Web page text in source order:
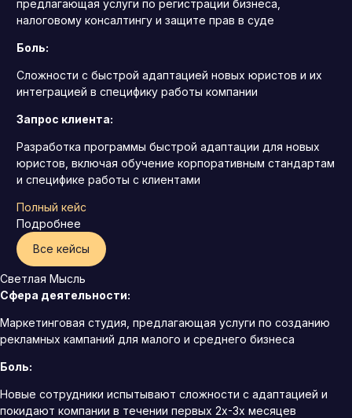
предлагающая услуги по регистрации бизнеса,
налоговому консалтингу и защите прав в суде
Боль:
Сложности с быстрой адаптацией новых юристов и их
интеграцией в специфику работы компании
Запрос клиента:
Разработка программы быстрой адаптации для новых
юристов, включая обучение корпоративным стандартам
и специфике работы с клиентами
Полный кейс
Подробнее
Все кейсы
Светлая Мысль
Сфера деятельности:
Маркетинговая студия, предлагающая услуги по созданию
рекламных кампаний для малого и среднего бизнеса
Боль:
Новые сотрудники испытывают сложности с адаптацией и
покидают компании в течении первых 2х-3х месяцев